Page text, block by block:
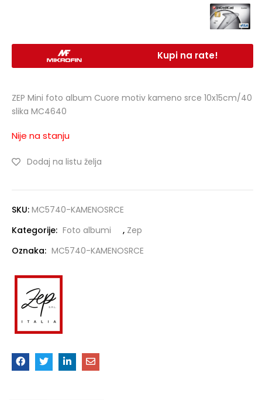
Kupi na rate!
ZEP Mini foto album Cuore motiv kameno srce 10x15cm/40
slika MC4640
Nije na stanju
Dodaj na listu želja
SKU: MC5740-KAMENOSRCE
Kategorije: Foto albumi , Zep
Oznaka: MC5740-KAMENOSRCE